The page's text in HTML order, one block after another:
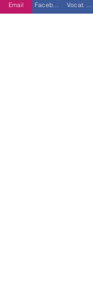
Ir. Vitória Líbera Balbinot
Email